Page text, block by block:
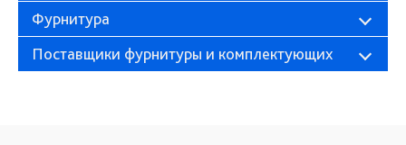
Фурнитура
Поставщики фурнитуры и комплектующих